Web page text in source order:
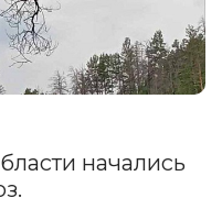
начались